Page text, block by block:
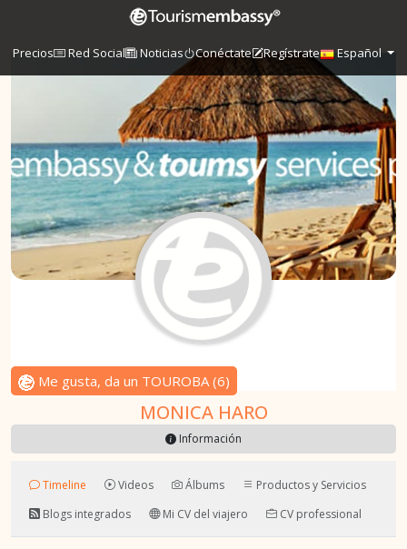
Precios Red Social Noticias Conéctate Regístrate Español
Me gusta, da un TOUROBA(6)
MONICA HARO
Información
Timeline Videos Álbums
Productos y Servicios
Blogs integrados
Mi CV del viajero CV professional